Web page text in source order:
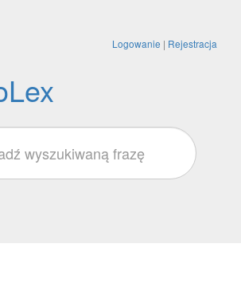
Logowanie | Rejestracja